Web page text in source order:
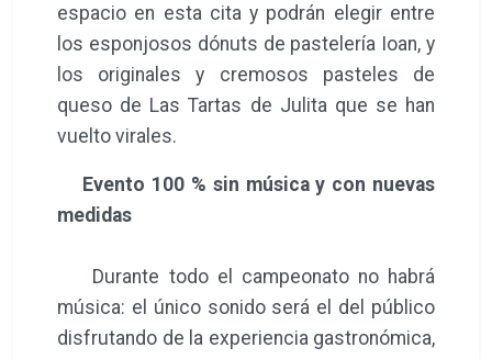
espacio en esta cita y podrán elegir entre
los esponjosos dónuts de pastelería Ioan, y
los originales y cremosos pasteles de
queso de Las Tartas de Julita que se han
vuelto virales.
Evento 100 % sin música y con nuevas
medidas
Durante todo el campeonato no habrá
música: el único sonido será el del público
disfrutando de la experiencia gastronómica,